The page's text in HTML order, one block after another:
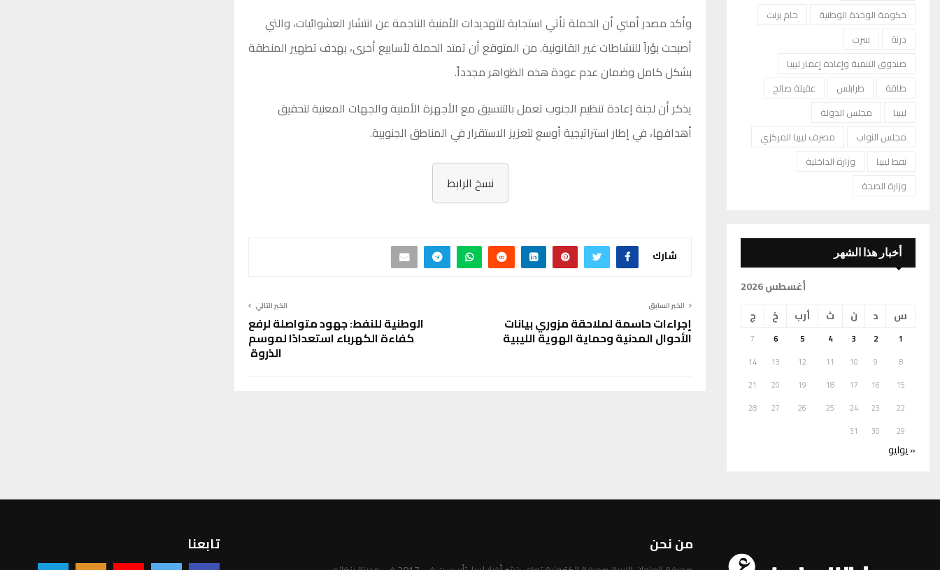
وأكد مصدر أمني أن الحملة تأتي استجابة للتهديدات الأمنية الناجمة عن انتشار العشوائيات، والتي
أصبحت بؤراً للنشاطات غير القانونية. من المتوقع أن تمتد الحملة لأسابيع أخرى، بهدف تطهير المنطقة
بشكل كامل وضمان عدم عودة هذه الظواهر مجدداً.
يذكر أن لجنة إعادة تنظيم الجنوب تعمل بالتنسيق مع الأجهزة الأمنية والجهات المعنية لتحقيق
أهدافها، في إطار استراتيجية أوسع لتعزيز الاستقرار في المناطق الجنوبية.
نسخ الرابط
شارك
الخبر السابق
إجراءات حاسمة لملاحقة مزوري بيانات
الأحوال المدنية وحماية الهوية الليبية
الخبر التالي
الوطنية للنفط: جهود متواصلة لرفع
كفاءة الكهرباء استعدادًا لموسم
الذروة
حكومة الوحدة الوطنية
خام برنت
درنة
سرت
صندوق التنمية وإعادة إعمار ليبيا
طاقة
طرابلس
عقيلة صالح
ليبيا
مجلس الدولة
مجلس النواب
مصرف ليبيا المركزي
نفط ليبيا
وزارة الداخلية
وزارة الصحة
أخبار هذا الشهر
أغسطس 2026
س
د ن ث أرب خ ج
1
2
3
4
5
6
7
8
9
10
11
12
13
14
15
16
17
18
19
20
21
22
23
24
25
26
27
28
29
30
31
« يوليو
من نحن تابعنا